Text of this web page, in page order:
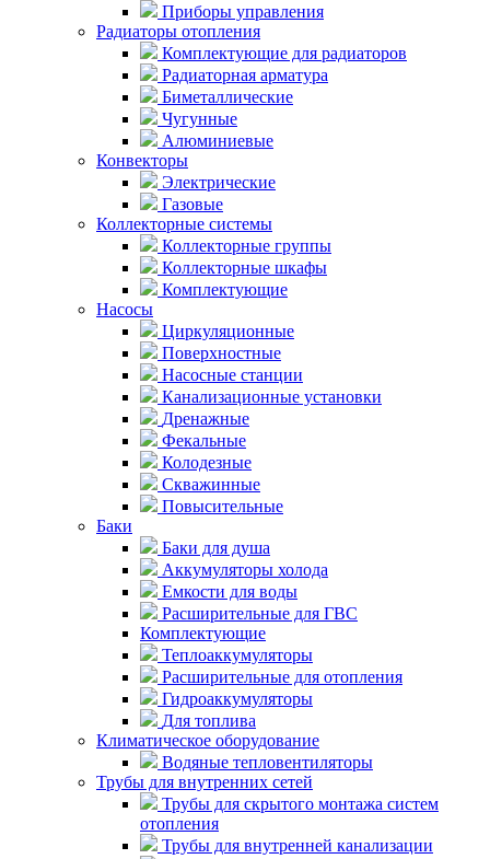
Приборы управления
Радиаторы отопления
Комплектующие для радиаторов
Радиаторная арматура
Биметаллические
Чугунные
Алюминиевые
Конвекторы
Электрические
Газовые
Коллекторные системы
Коллекторные группы
Коллекторные шкафы
Комплектующие
Насосы
Циркуляционные
Поверхностные
Насосные станции
Канализационные установки
Дренажные
Фекальные
Колодезные
Скважинные
Повысительные
Баки
Баки для душа
Аккумуляторы холода
Емкости для воды
Расширительные для ГВС
Комплектующие
Теплоаккумуляторы
Расширительные для отопления
Гидроаккумуляторы
Для топлива
Климатическое оборудование
Водяные тепловентиляторы
Трубы для внутренних сетей
Трубы для скрытого монтажа систем
отопления
Трубы для внутренней канализации